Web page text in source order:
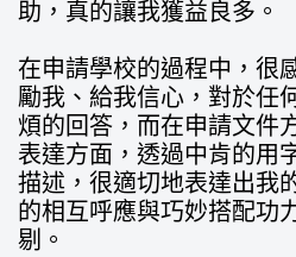
助，真的讓我獲益良多。
在申請學校的過程中，很
勵我、給我信心，對於任
煩的回答，而在申請文件
表達方面，透過中肯的用
描述，很適切地表達出我
的相互呼應與巧妙搭配功
剔。